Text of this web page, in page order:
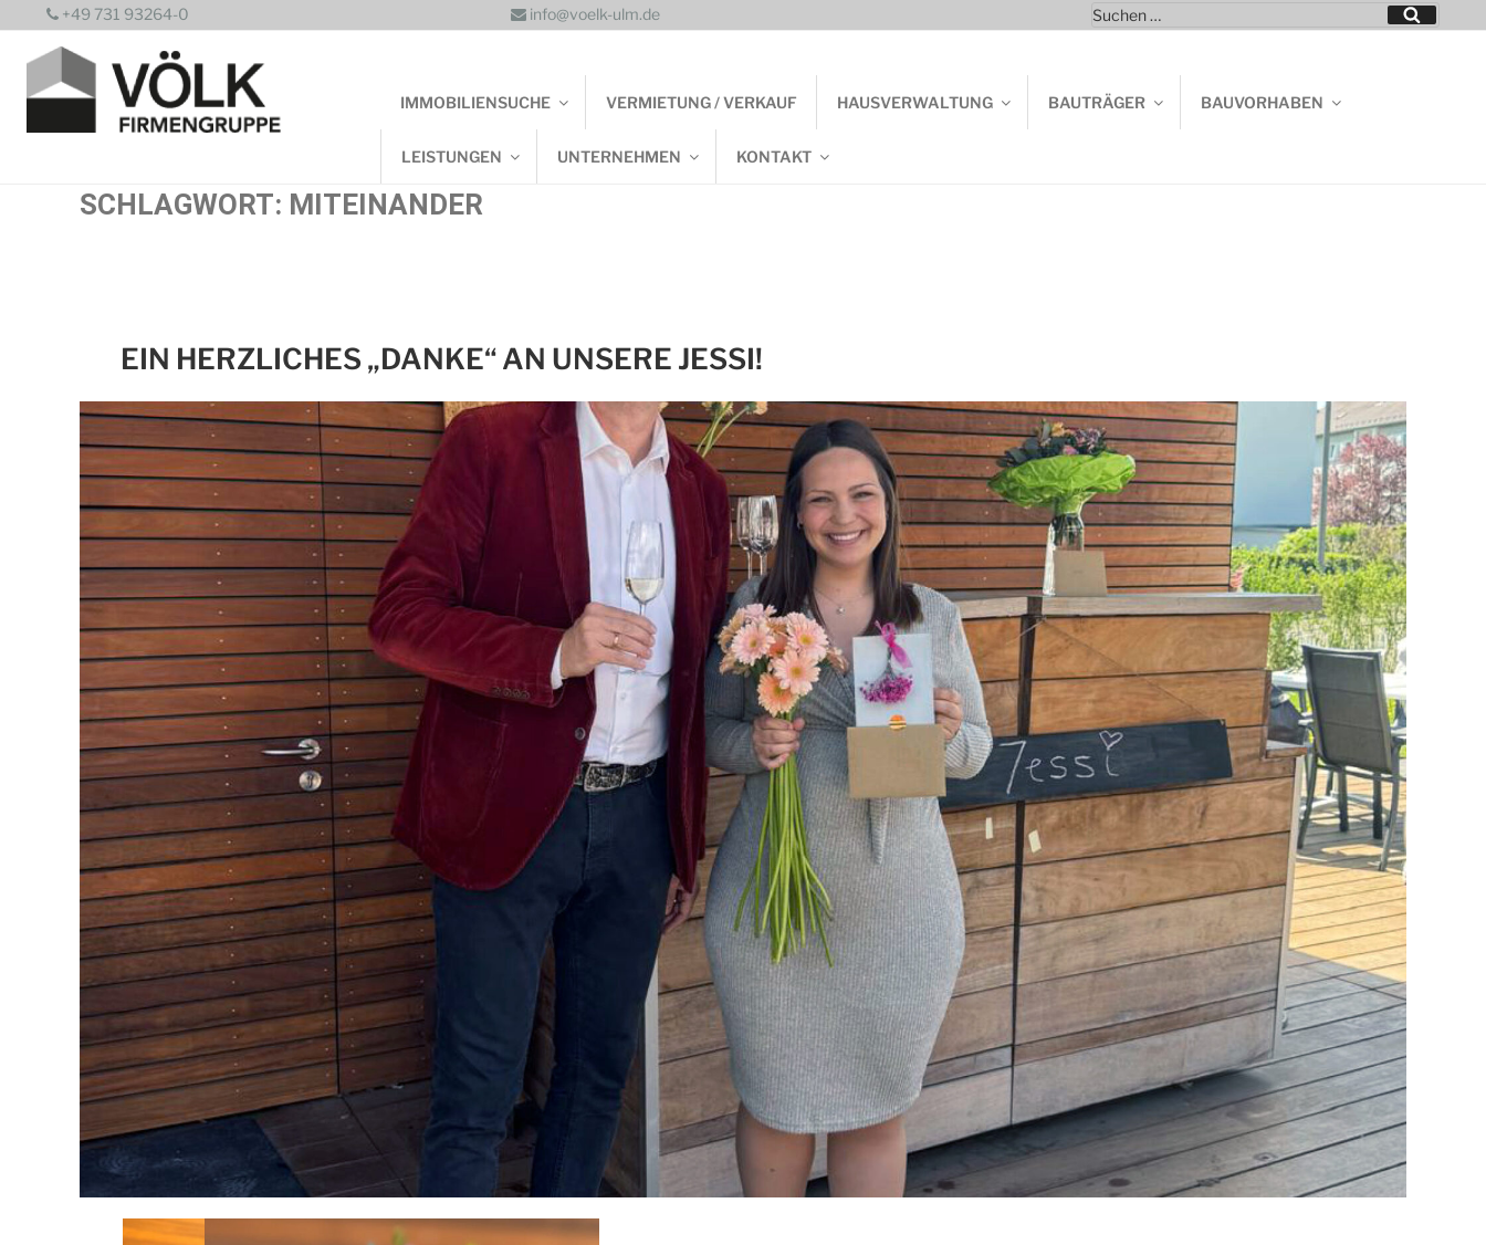
Inhalt
springen
+49 731 93264-0 info@voelk-ulm.de
Suchen
nach:
Suchen
IMMOBILIENSUCHE VERMIETUNG / VERKAUF HAUSVERWALTUNG BAUTRÄGER BAUVORHABEN
LEISTUNGEN UNTERNEHMEN KONTAKT
SCHLAGWORT: MITEINANDER
EIN HERZLICHES „DANKE“ AN UNSERE JESSI!